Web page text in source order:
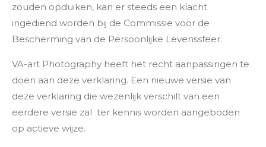
zouden opduiken, kan er steeds een klacht
ingediend worden bij de Commissie voor de
Bescherming van de Persoonlijke Levenssfeer.
VA-art Photography heeft het recht aanpassingen te
doen aan deze verklaring. Een nieuwe versie van
deze verklaring die wezenlijk verschilt van een
eerdere versie zal ter kennis worden aangeboden
op actieve wijze.